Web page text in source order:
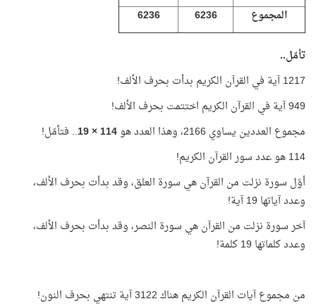
المجموع
6236
6236
تأمّل..
1217 آية في القرآن الكريم بدأت بحرف الألف!
949 آية في القرآن الكريم اختتمت بحرف الألف!
مجموع العددين يساوي 2166، وهذا العدد هو
114 × 19
.. فتأمّل!
114 هو عدد سور القرآن الكريم!
أوّل سورة نزلت من القرآن هي سورة العلق، وقد بدأت بحرف الألف،
وعدد آياتها 19 آية!
آخر سورة نزلت من القرآن هي سورة النصر، وقد بدأت بحرف الألف،
وعدد كلماتها 19 كلمة!
من مجموع آيات القرآن الكريم هناك 3122 آية تنتهي بحرف النون!